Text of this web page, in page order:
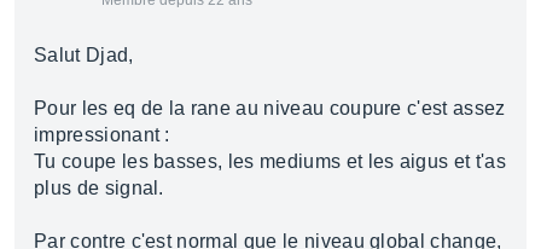
Salut Djad,
Pour les eq de la rane au niveau coupure c'est assez
impressionant :
Tu coupe les basses, les mediums et les aigus et t'as
plus de signal.
Par contre c'est normal que le niveau global change,